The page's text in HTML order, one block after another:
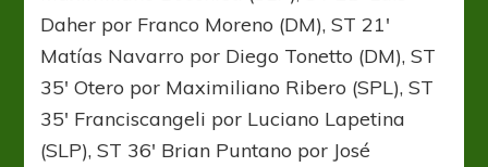
Daher por Franco Moreno (DM), ST 21′
Matías Navarro por Diego Tonetto (DM), ST
35′ Otero por Maximiliano Ribero (SPL), ST
35′ Franciscangeli por Luciano Lapetina
(SLP), ST 36′ Brian Puntano por José